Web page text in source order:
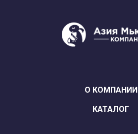
О КОМПАНИИ
КАТАЛОГ